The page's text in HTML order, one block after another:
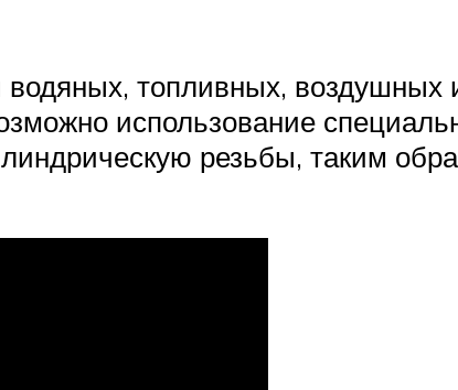
топливных, воздушных
использование
резьбы, таким